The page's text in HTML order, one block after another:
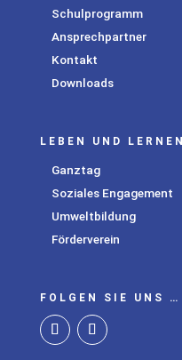
Schulprogramm
Ansprechpartner
Kontakt
Downloads
LEBEN UND LERNEN
Ganztag
Soziales Engagement
Umweltbildung
Förderverein
FOLGEN SIE UNS …